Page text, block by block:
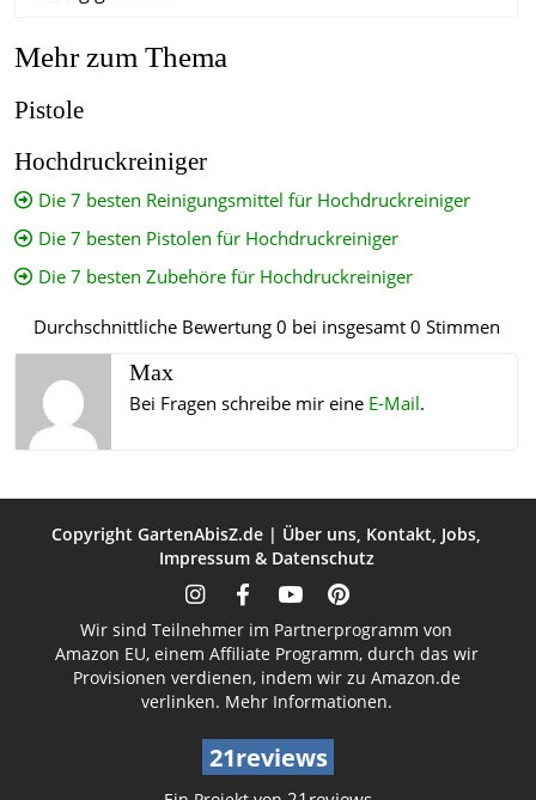
Mehr zum Thema
Pistole
Hochdruckreiniger
Die 7 besten Reinigungsmittel für Hochdruckreiniger
Die 7 besten Pistolen für Hochdruckreiniger
Die 7 besten Zubehöre für Hochdruckreiniger
Durchschnittliche Bewertung0 bei insgesamt0 Stimmen
Max
Bei Fragen schreibe mir eine E-Mail.
Copyright GartenAbisZ.de | Über uns, Kontakt, Jobs,
Impressum& Datenschutz
Wir sind Teilnehmer im Partnerprogramm von
Amazon EU, einem Affiliate Programm, durch das wir
Provisionen verdienen, indem wir zu Amazon.de
verlinken. Mehr Informationen.
21reviews